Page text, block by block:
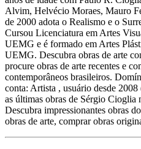
Alvim, Helvécio Moraes, Mauro
de 2000 adota o Realismo e o
Cursou Licenciatura em Artes
UEMG e é formado em Artes
UEMG. Descubra obras de arte
procure obras de arte recentes e
contemporâneos brasileiros.
conta: Artista , usuário desde
as últimas obras de Sérgio
Descubra impressionantes obras
obras de arte, comprar obras